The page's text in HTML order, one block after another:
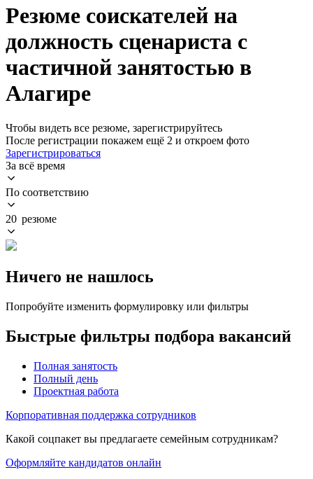
Резюме соискателей на
должность сценариста с
частичной занятостью в
Алагире
Чтобы видеть все резюме, зарегистрируйтесь
После регистрации покажем ещё 2 и откроем фото
Зарегистрироваться
За всё время
По соответствию
20 резюме
Ничего не нашлось
Попробуйте изменить формулировку или фильтры
Быстрые фильтры подбора вакансий
Полная занятость
Полный день
Проектная работа
Корпоративная поддержка сотрудников
Какой соцпакет вы предлагаете семейным сотрудникам?
Оформляйте кандидатов онлайн